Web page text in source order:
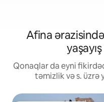
Afina
Qonaqlar da eyni
təmizlik və s. üzrə